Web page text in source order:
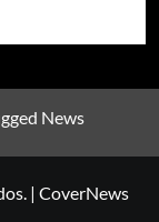
News
| CoverNews